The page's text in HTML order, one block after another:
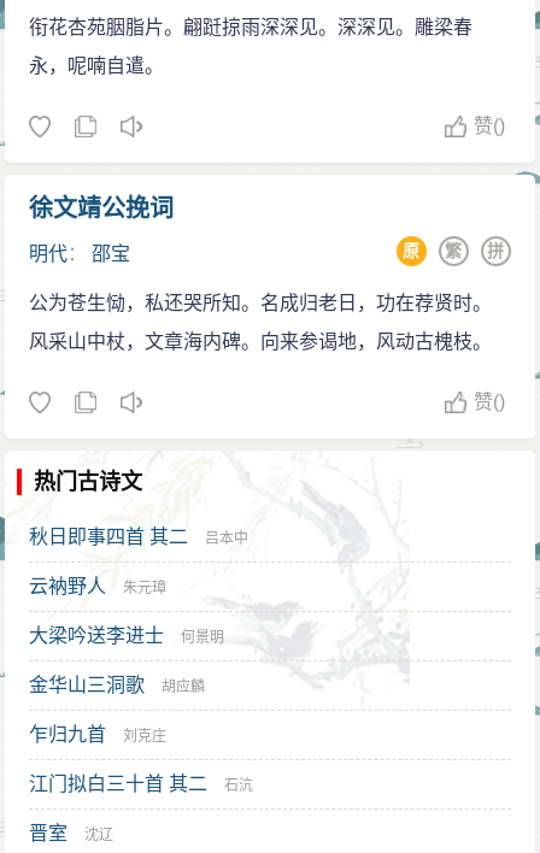
衔花杏苑胭脂片。翩跹掠雨深深见。深深见。雕梁春
永，呢喃自遣。
赞()
徐文靖公挽词
明代：邵宝 拼
繁
原
公为苍生恸，私还哭所知。名成归老日，功在荐贤时。
风采山中杖，文章海内碑。向来参谒地，风动古槐枝。
赞()
热门古诗文
秋日即事四首 其二 吕本中
云衲野人 朱元璋
大梁吟送李进士 何景明
金华山三洞歌 胡应麟
乍归九首 刘克庄
江门拟白三十首 其二 石沆
晋室 沈辽